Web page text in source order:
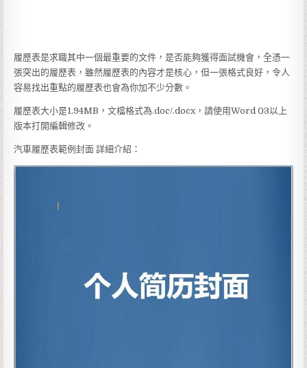
履歷表是求職其中一個最重要的文件，是否能夠獲得面試機會，全憑一
張突出的履歷表，雖然履歷表的內容才是核心，但一張格式良好，令人
容易找出重點的履歷表也會為你加不少分數。
履歷表大小是1.94MB，文檔格式為.doc/.docx，請使用Word 03以上
版本打開編輯修改。
汽車履歷表範例封面 詳細介紹：